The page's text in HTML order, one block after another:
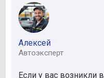
Алексей
Автоэксперт
Если у вас возникли